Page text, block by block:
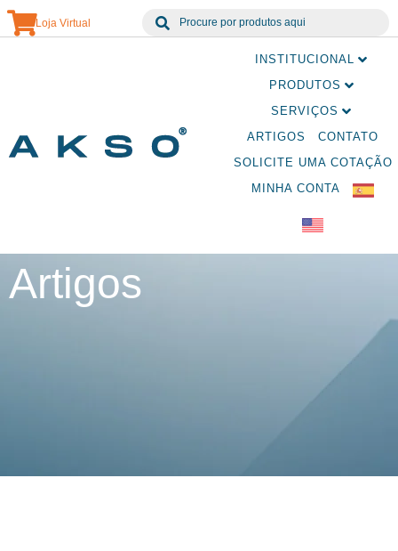
Loja Virtual
INSTITUCIONAL
PRODUTOS
SERVIÇOS
ARTIGOS
CONTATO
SOLICITE UMA COTAÇÃO
MINHA CONTA
Artigos